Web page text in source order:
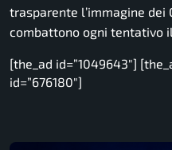
trasparente l’immagine dei
combattono ogni tentativo
[the_ad id=”1049643″]
id=”676180″]